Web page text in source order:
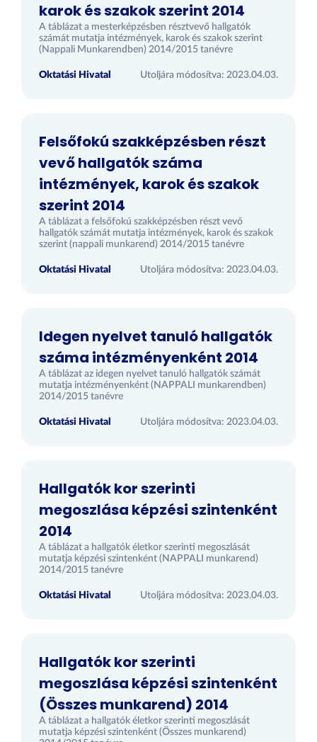
karok és szakok szerint 2014
A táblázat a mesterképzésben résztvevő hallgatók
számát mutatja intézmények, karok és szakok szerint
(Nappali Munkarendben) 2014/2015 tanévre
Oktatási Hivatal Utoljára módosítva: 2023.04.03.
Felsőfokú szakképzésben részt
vevő hallgatók száma
intézmények, karok és szakok
szerint 2014
A táblázat a felsőfokú szakképzésben részt vevő
hallgatók számát mutatja intézmények, karok és szakok
szerint (nappali munkarend) 2014/2015 tanévre
Oktatási Hivatal Utoljára módosítva: 2023.04.03.
Idegen nyelvet tanuló hallgatók
száma intézményenként 2014
A táblázat az idegen nyelvet tanuló hallgatók számát
mutatja intézményenként (NAPPALI munkarendben)
2014/2015 tanévre
Oktatási Hivatal Utoljára módosítva: 2023.04.03.
Hallgatók kor szerinti
megoszlása képzési szintenként
2014
A táblázat a hallgatók életkor szerinti megoszlását
mutatja képzési szintenként (NAPPALI munkarend)
2014/2015 tanévre
Oktatási Hivatal Utoljára módosítva: 2023.04.03.
Hallgatók kor szerinti
megoszlása képzési szintenként
(Összes munkarend) 2014
A táblázat a hallgatók életkor szerinti megoszlását
mutatja képzési szintenként (Összes munkarend)